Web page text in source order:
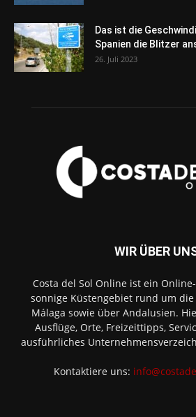
Das ist die
Spanien die Blitzer
26. Juli 2023
WIR ÜBER
Costa del Sol Online ist ein
sonnige Küstengebiet rund um
Málaga sowie über Andalusien.
Ausflüge, Orte, Freizeittipps,
ausführliches
Kontaktiere uns: